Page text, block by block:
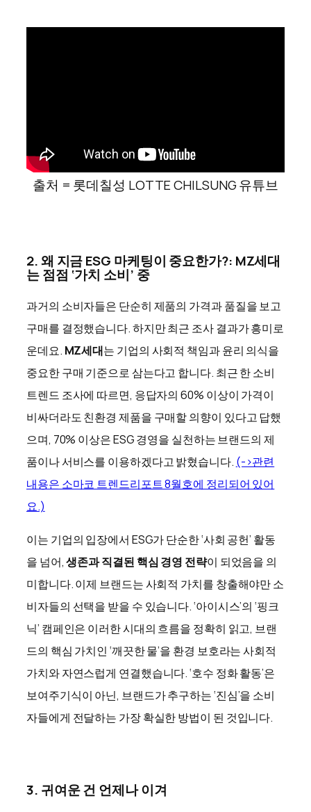
출처 = 롯데칠성 LOTTE CHILSUNG 유튜브
2. 왜 지금 ESG 마케팅이 중요한가?: MZ세대
는 점점 ‘가치 소비’ 중
과거의 소비자들은 단순히 제품의 가격과 품질을 보고
구매를 결정했습니다. 하지만 최근 조사 결과가 흥미로
운데요. MZ세대는 기업의 사회적 책임과 윤리 의식을
중요한 구매 기준으로 삼는다고 합니다. 최근 한 소비
트렌드 조사에 따르면, 응답자의 60% 이상이 가격이
비싸더라도 친환경 제품을 구매할 의향이 있다고 답했
으며, 70% 이상은 ESG 경영을 실천하는 브랜드의 제
품이나 서비스를 이용하겠다고 밝혔습니다. (->관련
내용은 소마코 트렌드리포트 8월호에 정리되어 있어
요.)
이는 기업의 입장에서 ESG가 단순한 ‘사회 공헌’ 활동
을 넘어,생존과 직결된 핵심 경영 전략이 되었음을 의
미합니다. 이제 브랜드는 사회적 가치를 창출해야만 소
비자들의 선택을 받을 수 있습니다. ‘아이시스’의 ‘핑크
닉’ 캠페인은 이러한 시대의 흐름을 정확히 읽고, 브랜
드의 핵심 가치인 ‘깨끗한 물’을 환경 보호라는 사회적
가치와 자연스럽게 연결했습니다. ‘호수 정화 활동’은
보여주기식이 아닌, 브랜드가 추구하는 ‘진심’을 소비
자들에게 전달하는 가장 확실한 방법이 된 것입니다.
3. 귀여운 건 언제나 이겨